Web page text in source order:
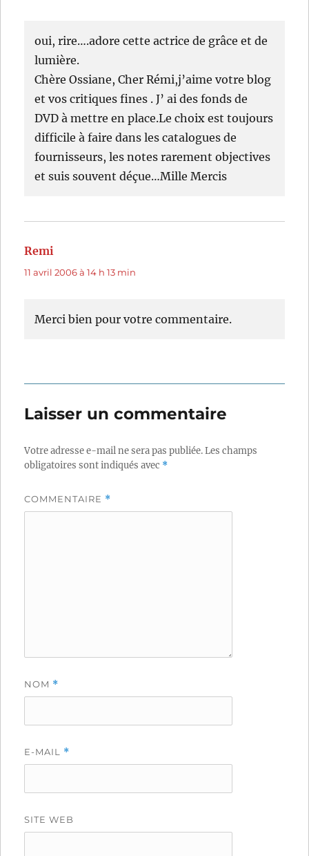
oui, rire….adore cette actrice de grâce et de
lumière.
Chère Ossiane, Cher Rémi,j’aime votre blog
et vos critiques fines . J’ ai des fonds de
DVD à mettre en place.Le choix est toujours
difficile à faire dans les catalogues de
fournisseurs, les notes rarement objectives
et suis souvent déçue…Mille Mercis
Remi
11 avril 2006 à 14 h 13 min
Merci bien pour votre commentaire.
Laisser un commentaire
Votre adresse e-mail ne sera pas publiée.Les champs
obligatoires sont indiqués avec *
COMMENTAIRE *
NOM *
E-MAIL *
SITE WEB